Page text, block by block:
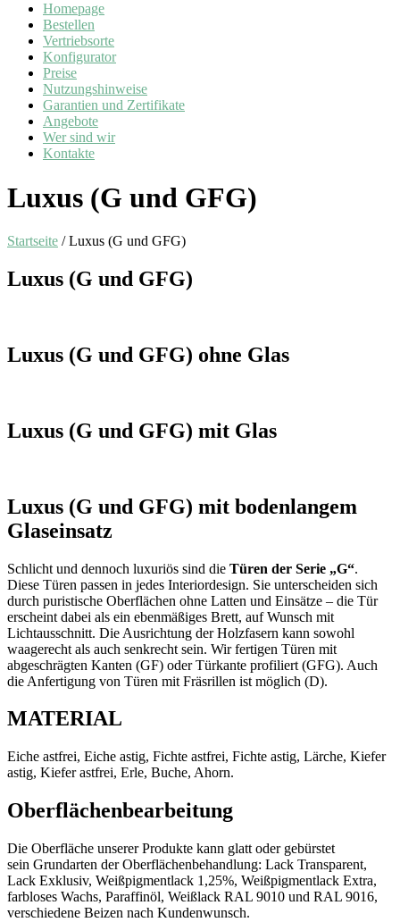
Homepage
Bestellen
Vertriebsorte
Konfigurator
Preise
Nutzungshinweise
Garantien und Zertifikate
Angebote
Wer sind wir
Kontakte
Luxus (G und GFG)
Startseite / Luxus (G und GFG)
Luxus (G und GFG)
Luxus (G und GFG) ohne Glas
Luxus (G und GFG) mit Glas
Luxus (G und GFG) mit bodenlangem
Glaseinsatz
Schlicht und dennoch luxuriös sind die Türen der Serie „G“.
Diese Türen passen in jedes Interiordesign. Sie unterscheiden sich
durch puristische Oberflächen ohne Latten und Einsätze – die Tür
erscheint dabei als ein ebenmäßiges Brett, auf Wunsch mit
Lichtausschnitt. Die Ausrichtung der Holzfasern kann sowohl
waagerecht als auch senkrecht sein. Wir fertigen Türen mit
abgeschrägten Kanten (GF) oder Türkante profiliert (GFG). Auch
die Anfertigung von Türen mit Fräsrillen ist möglich (D).
MATERIAL
Eiche astfrei, Eiche astig, Fichte astfrei, Fichte astig, Lärche, Kiefer
astig, Kiefer astfrei, Erle, Buche, Ahorn.
Oberflächenbearbeitung
Die Oberfläche unserer Produkte kann glatt oder gebürstet
sein Grundarten der Oberflächenbehandlung: Lack Transparent,
Lack Exklusiv, Weißpigmentlack 1,25%, Weißpigmentlack Extra,
farbloses Wachs, Paraffinöl, Weißlack RAL 9010 und RAL 9016,
verschiedene Beizen nach Kundenwunsch.